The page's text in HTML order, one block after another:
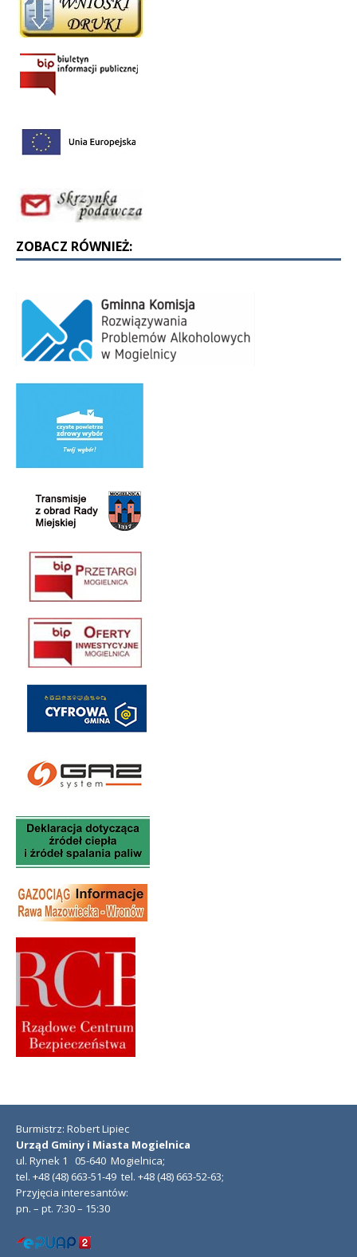
ZOBACZ RÓWNIEŻ:
Burmistrz: Robert Lipiec
Urząd Gminy i Miasta Mogielnica
ul. Rynek 1 05-640 Mogielnica;
tel. +48 (48) 663-51-49 tel. +48 (48) 663-52-63;
Przyjęcia interesantów:
pn. – pt. 7:30 – 15:30